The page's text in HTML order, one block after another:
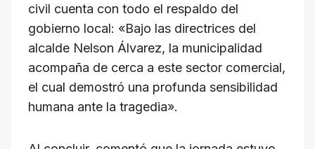
civil cuenta con todo el respaldo del
gobierno local: «Bajo las directrices del
alcalde Nelson Álvarez, la municipalidad
acompaña de cerca a este sector comercial,
el cual demostró una profunda sensibilidad
humana ante la tragedia».